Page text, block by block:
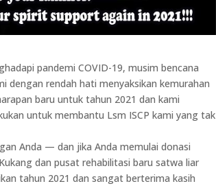
pandemi COVID-19, musim bencana
dengan rendah hati menyaksikan kemurahan
baru untuk tahun 2021 dan kami
untuk membantu Lsm ISCP kami yang tak
Anda — dan jika Anda memulai donasi
dan pusat rehabilitasi baru satwa liar
tahun 2021 dan sangat berterima kasih